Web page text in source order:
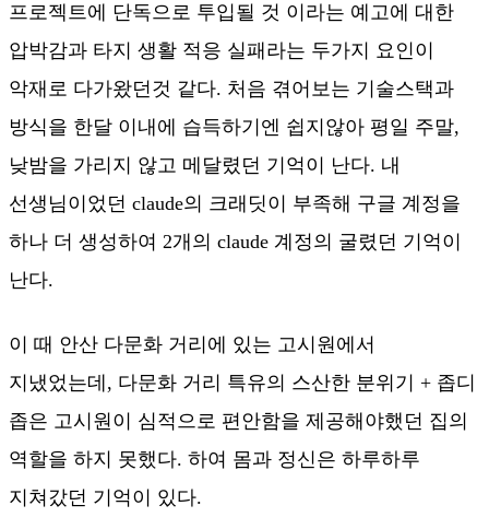
프로젝트에 단독으로 투입될 것 이라는 예고에 대한
압박감과 타지 생활 적응 실패라는 두가지 요인이
악재로 다가왔던것 같다. 처음 겪어보는 기술스택과
방식을 한달 이내에 습득하기엔 쉽지않아 평일 주말,
낮밤을 가리지 않고 메달렸던 기억이 난다. 내
선생님이었던 claude의 크래딧이 부족해 구글 계정을
하나 더 생성하여 2개의 claude 계정의 굴렸던 기억이
난다.
이 때 안산 다문화 거리에 있는 고시원에서
지냈었는데, 다문화 거리 특유의 스산한 분위기 + 좁디
좁은 고시원이 심적으로 편안함을 제공해야했던 집의
역할을 하지 못했다. 하여 몸과 정신은 하루하루
지쳐갔던 기억이 있다.